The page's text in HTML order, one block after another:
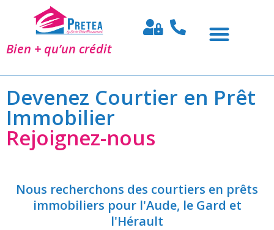
Bien + qu’un crédit
Devenez Courtier en Prêt
Immobilier
Rejoignez-nous
Nous recherchons des courtiers en prêts
immobiliers pour l'Aude, le Gard et
l'Hérault